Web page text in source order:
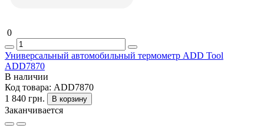
0
Универсальный автомобильный термометр ADD Tool
ADD7870
В наличии
Код товара: ADD7870
1 840 грн.
В корзину
Заканчивается